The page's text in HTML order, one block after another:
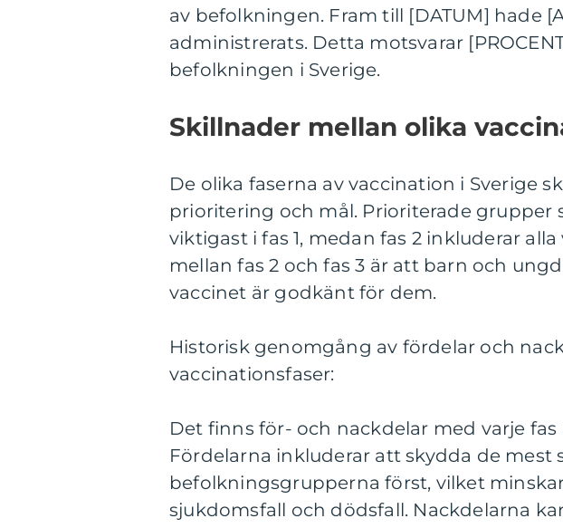
av befolkningen. Fram till [DATUM] hade
administrerats. Detta motsvarar
befolkningen i Sverige.
Skillnader mellan olika
De olika faserna av vaccination i Sverige
prioritering och mål. Prioriterade grupper
viktigast i fas 1, medan fas 2 inkluderar
mellan fas 2 och fas 3 är att barn och
vaccinet är godkänt för dem.
Historisk genomgång av fördelar och
vaccinationsfaser:
Det finns för- och nackdelar med varje fas
Fördelarna inkluderar att skydda de mest
befolkningsgrupperna först, vilket
sjukdomsfall och dödsfall. Nackdelarna